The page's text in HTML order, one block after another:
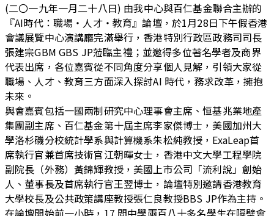
(二〇一九年一月二十八日) 由我中心與百仁基金聯合主辦的
『AI時代：職場‧人才‧教育』論壇，於1月28日下午假香港
會議展覽中心演講廳完滿舉行，香港特別行政區政務司司長
張建宗GBM GBS JP蒞臨主禮；並邀得多位著名學者及商界
代表出席，各位嘉賓從不同角度分享個人見解，引領大家從
職場、人才、教育三方面深入探討AI 時代，務求改革，擁抱
未來。
與會嘉賓包括一國兩制研究中心理事會主席、恒基兆業地產
集團副主席、百仁基金第十屆主席李家傑博士，美國加州大
學洛杉磯分校統計學系與計算機系朱松純教授，ExaLeap首
席執行官兼首席技術官江朝暉女士，香港中文大學工程學院
副院長（外務）黃錦輝教授，美國上市公司「流利說」創始
人、董事長及首席執行官王翌博士，論壇特別邀請香港教育
大學校長及公共政策講座教授張仁良教授BBS JP作為主持。
在論壇開始前一小時，17 間中學兩百八十多名學生在隔壁會